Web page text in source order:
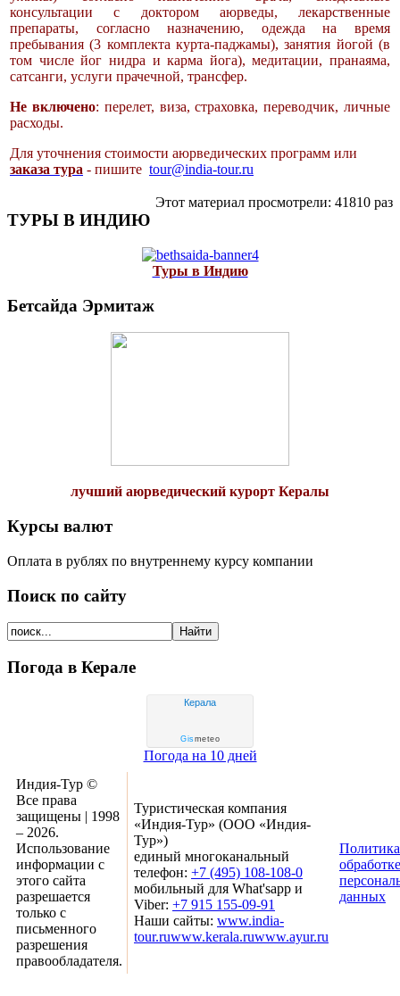
консультации с доктором аюрведы, лекарственные
препараты, согласно назначению, одежда на время
пребывания (3 комплекта курта-паджамы), занятия йогой (в
том числе йог нидра и карма йога), медитации, пранаяма,
сатсанги, услуги прачечной, трансфер.
Не включено: перелет, виза, страховка, переводчик, личные
расходы.
Для уточнения стоимости аюрведических программ или
заказа тура - пишите tour@india-tour.ru
Этот материал просмотрели: 41810 раз
ТУРЫ В ИНДИЮ
Туры в Индию
Бетсайда Эрмитаж
лучший аюрведический курорт Кералы
Курсы валют
Оплата в рублях по внутреннему курсу компании
Поиск по сайту
Погода в Керале
Керала
Gismeteo
Погода на 10 дней
Индия-Тур ©
Все права
защищены | 1998
– 2026.
Использование
информации с
этого сайта
разрешается
только с
письменного
разрешения
правообладателя.
Туристическая компания
«Индия-Тур» (ООО «Индия-
Тур»)
единый многоканальный
телефон: +7 (495) 108-108-0
мобильный для What'sapp и
Viber: +7 915 155-09-91
Наши сайты: www.india-
tour.ruwww.kerala.ruwww.ayur.ru
обработке
данных